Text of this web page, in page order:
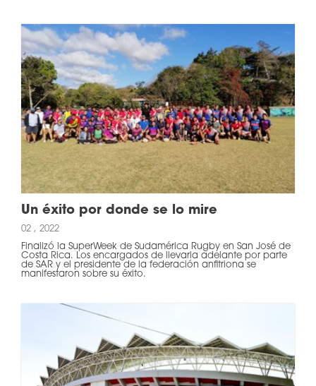
Un éxito por donde se lo mire
02 , 2022
Finalizó la SuperWeek de Sudamérica Rugby en San José de
Costa Rica. Los encargados de llevarla adelante por parte
de SAR y el presidente de la federación anfitriona se
manifestaron sobre su éxito.